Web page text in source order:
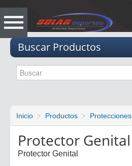
Buscar Productos
Inicio Productos Protecciones
Protector Genital
Protector Genital